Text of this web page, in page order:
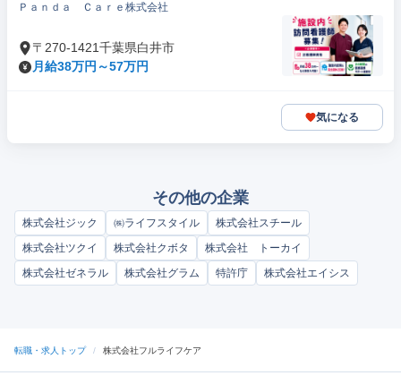
Ｐａｎｄａ Ｃａｒｅ株式会社
〒270-1421千葉県白井市
月給38万円～57万円
気になる
その他の企業
株式会社ジック ㈱ライフスタイル
株式会社スチール
株式会社ツクイ
株式会社クボタ
株式会社 トーカイ
株式会社ゼネラル
株式会社グラム 特許庁 株式会社エイシス
転職・求人トップ / 株式会社フルライフケア